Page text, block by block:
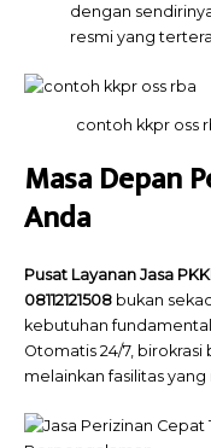
dengan
resmi yang tertera.
contoh kkpr oss
Masa Depan
Anda
Pusat Layanan Jasa
08112121508 bukan
kebutuhan
Otomatis 24/7,
melainkan fasilitas